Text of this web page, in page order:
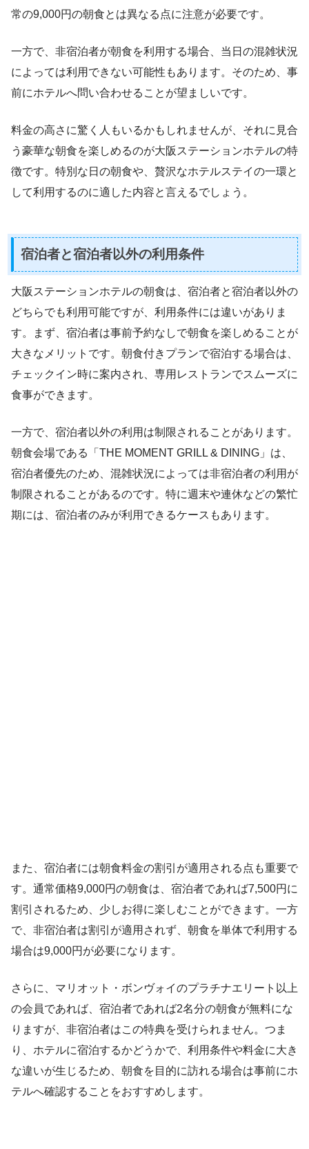
常の9,000円の朝食とは異なる点に注意が必要です。
一方で、非宿泊者が朝食を利用する場合、当日の混雑状況
によっては利用できない可能性もあります。そのため、事
前にホテルへ問い合わせることが望ましいです。
料金の高さに驚く人もいるかもしれませんが、それに見合
う豪華な朝食を楽しめるのが大阪ステーションホテルの特
徴です。特別な日の朝食や、贅沢なホテルステイの一環と
して利用するのに適した内容と言えるでしょう。
宿泊者と宿泊者以外の利用条件
大阪ステーションホテルの朝食は、宿泊者と宿泊者以外の
どちらでも利用可能ですが、利用条件には違いがありま
す。まず、宿泊者は事前予約なしで朝食を楽しめることが
大きなメリットです。朝食付きプランで宿泊する場合は、
チェックイン時に案内され、専用レストランでスムーズに
食事ができます。
一方で、宿泊者以外の利用は制限されることがあります。
朝食会場である「THE MOMENT GRILL & DINING」は、
宿泊者優先のため、混雑状況によっては非宿泊者の利用が
制限されることがあるのです。特に週末や連休などの繁忙
期には、宿泊者のみが利用できるケースもあります。
また、宿泊者には朝食料金の割引が適用される点も重要で
す。通常価格9,000円の朝食は、宿泊者であれば7,500円に
割引されるため、少しお得に楽しむことができます。一方
で、非宿泊者は割引が適用されず、朝食を単体で利用する
場合は9,000円が必要になります。
さらに、マリオット・ボンヴォイのプラチナエリート以上
の会員であれば、宿泊者であれば2名分の朝食が無料にな
りますが、非宿泊者はこの特典を受けられません。つま
り、ホテルに宿泊するかどうかで、利用条件や料金に大き
な違いが生じるため、朝食を目的に訪れる場合は事前にホ
テルへ確認することをおすすめします。